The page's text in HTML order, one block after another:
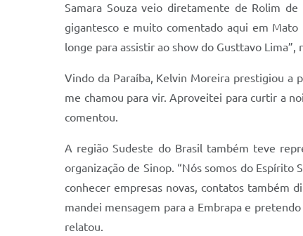
Samara Souza veio diretamente de Rolim
gigantesco e muito comentado aqui em
longe para assistir ao show do Gusttavo Lima”,
Vindo da Paraíba, Kelvin Moreira prestigiou a
me chamou para vir. Aproveitei para curtir a
comentou.
A região Sudeste do Brasil também teve
organização de Sinop. “Nós somos do
conhecer empresas novas, contatos também
mandei mensagem para a Embrapa e
relatou.